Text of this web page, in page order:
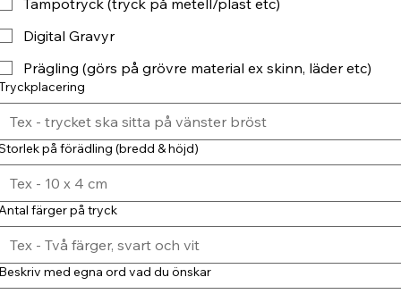
Digital Gravyr
Prägling (görs på grövre material ex skinn, läder etc)
på förädling (bredd & höjd)
färger på tryck
med egna ord vad du önskar